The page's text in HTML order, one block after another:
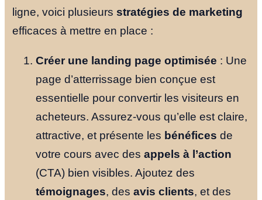
ligne, voici plusieursstratégies de marketing
efficaces à mettre en place :
Créer une landing page optimisée : Une
page d’atterrissage bien conçue est
essentielle pour convertir les visiteurs en
acheteurs. Assurez-vous qu’elle est claire,
attractive, et présente les bénéfices de
votre cours avec desappels à l’action
(CTA) bien visibles. Ajoutez des
témoignages, desavis clients, et des